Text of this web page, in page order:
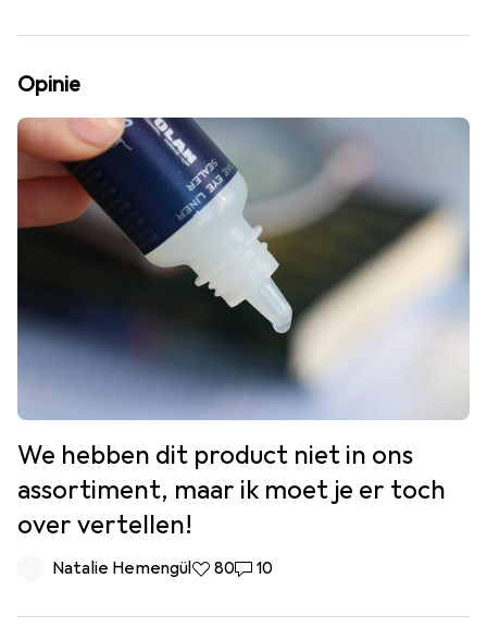
Opinie
We hebben dit product niet in ons
assortiment, maar ik moet je er toch
over vertellen!
Natalie Hemengül80 Likes
8010 Reacties
10